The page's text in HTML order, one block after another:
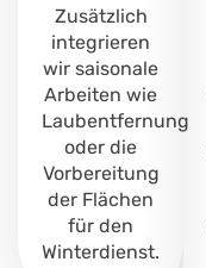
Zusätzlich
integrieren
wir saisonale
Arbeiten wie
Laubentfernung
oder die
Vorbereitung
der Flächen
für den
Winterdienst.